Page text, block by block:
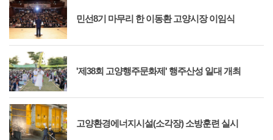
민선8기 마무리 한 이동환 고양시장 이임식
'제38회 고양행주문화제' 행주산성 일대 개최
고양환경에너지시설(소각장) 소방훈련 실시